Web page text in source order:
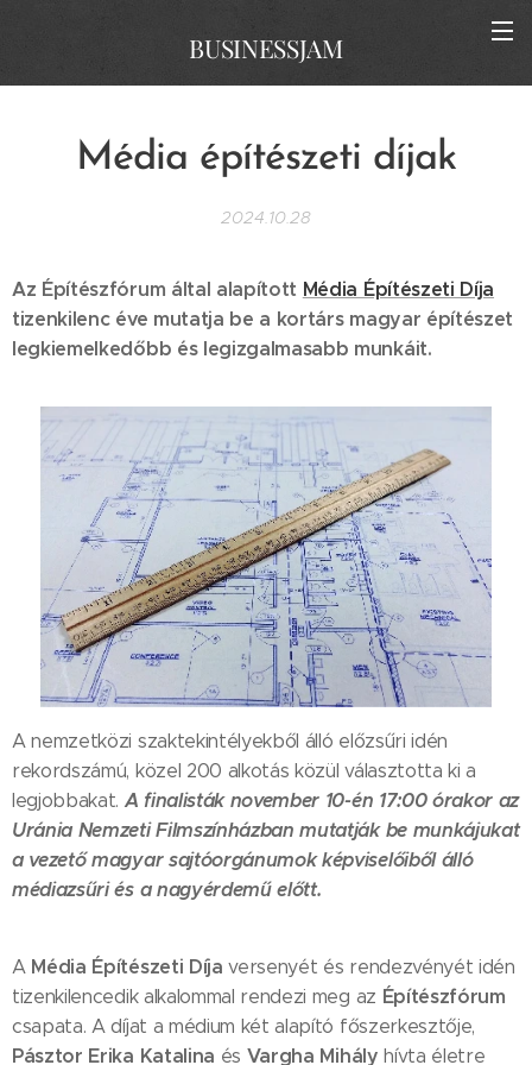
BUSINESSJAM
Média építészeti díjak
2024.10.28
Az Építészfórum által alapított Média Építészeti Díja
tizenkilenc éve mutatja be a kortárs magyar építészet
legkiemelkedőbb és legizgalmasabb munkáit.
A nemzetközi szaktekintélyekből álló előzsűri idén
rekordszámú, közel 200 alkotás közül választotta ki a
legjobbakat. A finalisták november 10-én 17:00 órakor az
Uránia Nemzeti Filmszínházban mutatják be munkájukat
a vezető magyar sajtóorgánumok képviselőiből álló
médiazsűri és a nagyérdemű előtt.
A Média Építészeti Díja versenyét és rendezvényét idén
tizenkilencedik alkalommal rendezi meg az Építészfórum
csapata. A díjat a médium két alapító főszerkesztője,
Pásztor Erika Katalina és Vargha Mihály hívta életre